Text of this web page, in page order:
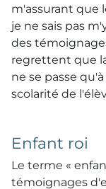
m'assurant que
je ne sais pas
des
regrettent que
ne se passe
scolarité de
Enfant roi
Le terme «
témoignages